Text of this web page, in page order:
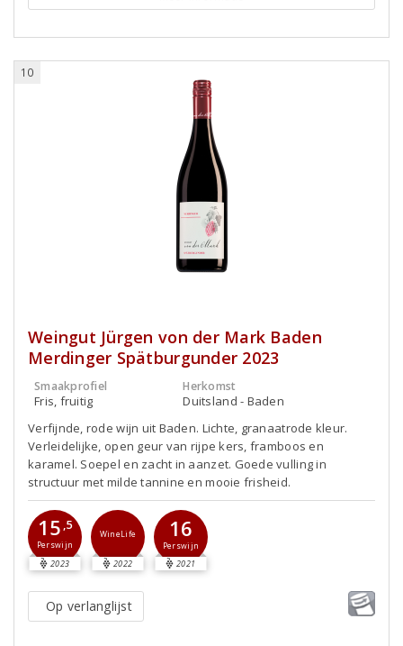
10
Weingut Jürgen von der Mark Baden
Merdinger Spätburgunder 2023
Smaakprofiel
Fris, fruitig
Herkomst
Duitsland - Baden
Verfijnde, rode wijn uit Baden. Lichte, granaatrode kleur.
Verleidelijke, open geur van rijpe kers, framboos en
karamel. Soepel en zacht in aanzet. Goede vulling in
structuur met milde tannine en mooie frisheid.
15 ,5
Perswijn
2023
WineLife
2022
16
Perswijn
2021
Op verlanglijst